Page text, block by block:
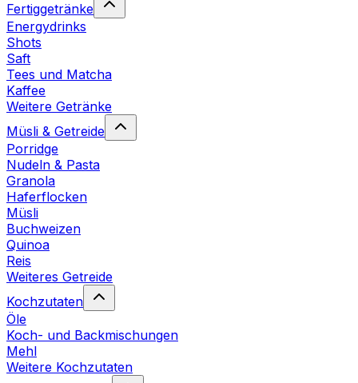
Fertiggetränke
Energydrinks
Shots
Saft
Tees und Matcha
Kaffee
Weitere Getränke
Müsli & Getreide
Porridge
Nudeln & Pasta
Granola
Haferflocken
Müsli
Buchweizen
Quinoa
Reis
Weiteres Getreide
Kochzutaten
Öle
Koch- und Backmischungen
Mehl
Weitere Kochzutaten